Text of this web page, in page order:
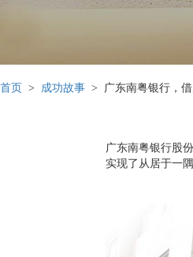
首页 > 成功故事 > 广东南粤银行，
广东南粤银行股
实现了从居于一